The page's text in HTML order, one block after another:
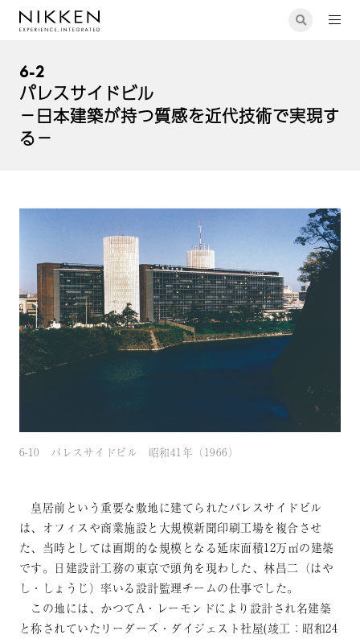
6-2
パレスサイドビル
－日本建築が持つ質感を近代技術で実現す
る－
6-10 パレスサイドビル 昭和41年（1966）
皇居前という重要な敷地に建てられたパレスサイドビル
は、オフィスや商業施設と大規模新聞印刷工場を複合させ
た、当時としては画期的な規模となる延床面積12万㎡の建築
です。日建設計工務の東京で頭角を現わした、林昌二（はや
し・しょうじ）率いる設計監理チームの仕事でした。
この地には、かつてA・レーモンドにより設計され名建築
と称されていたリーダーズ・ダイジェスト社屋(竣工：昭和24